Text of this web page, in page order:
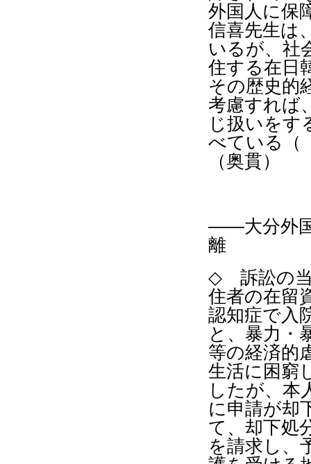
外国人に保
信喜先生は
いるが、社
住する在日
その歴史的
考慮すれば
じ扱いをす
べている（
（奥貫）
――大分外国
離
◇ 訴訟の
住者の在留
認知症で入
と、暴力・
等の経済的
生活に困窮
したが、本
に申請が却
て、却下処
を請求し、